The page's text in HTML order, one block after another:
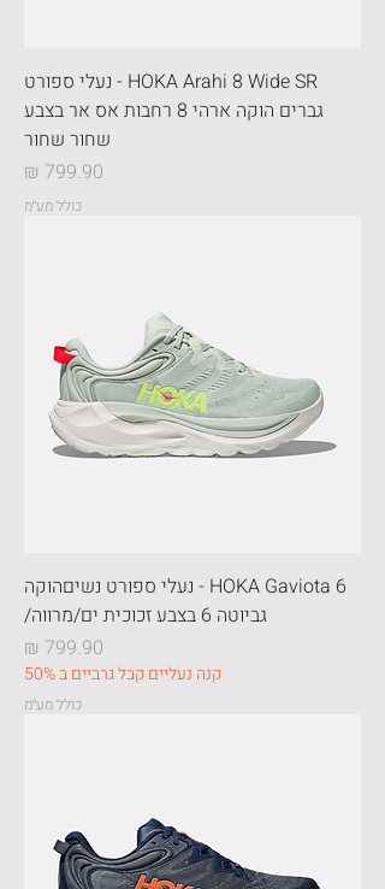
HOKA Arahi 8 Wide SR - נעלי ספורט
גברים הוקה ארהי 8 רחבות אס אר בצבע
שחור שחור
מחיר
כולל מע״מ
HOKA Gaviota 6 - נעלי ספורט נשיםהוקה
גביוטה 6 בצבע זכוכית ים/מרווה/
מחיר
קנה נעליים קבל גרביים ב 50%
כולל מע״מ